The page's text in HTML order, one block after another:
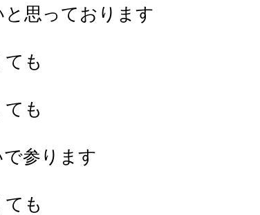
思っております
も
も
参ります
も